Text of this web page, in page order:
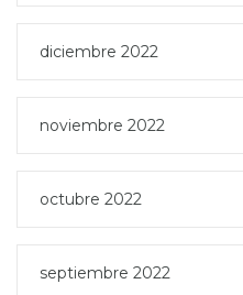
diciembre 2022
noviembre 2022
octubre 2022
septiembre 2022